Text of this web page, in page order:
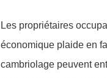
Les propriétaires
économique plaide en
cambriolage peuvent